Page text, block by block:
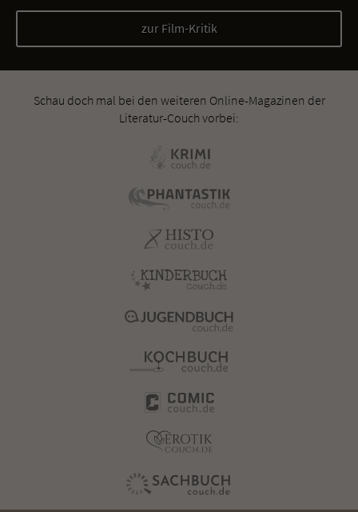
zur Film-Kritik
Schau doch mal bei den weiteren Online-Magazinen der
Literatur-Couch vorbei: